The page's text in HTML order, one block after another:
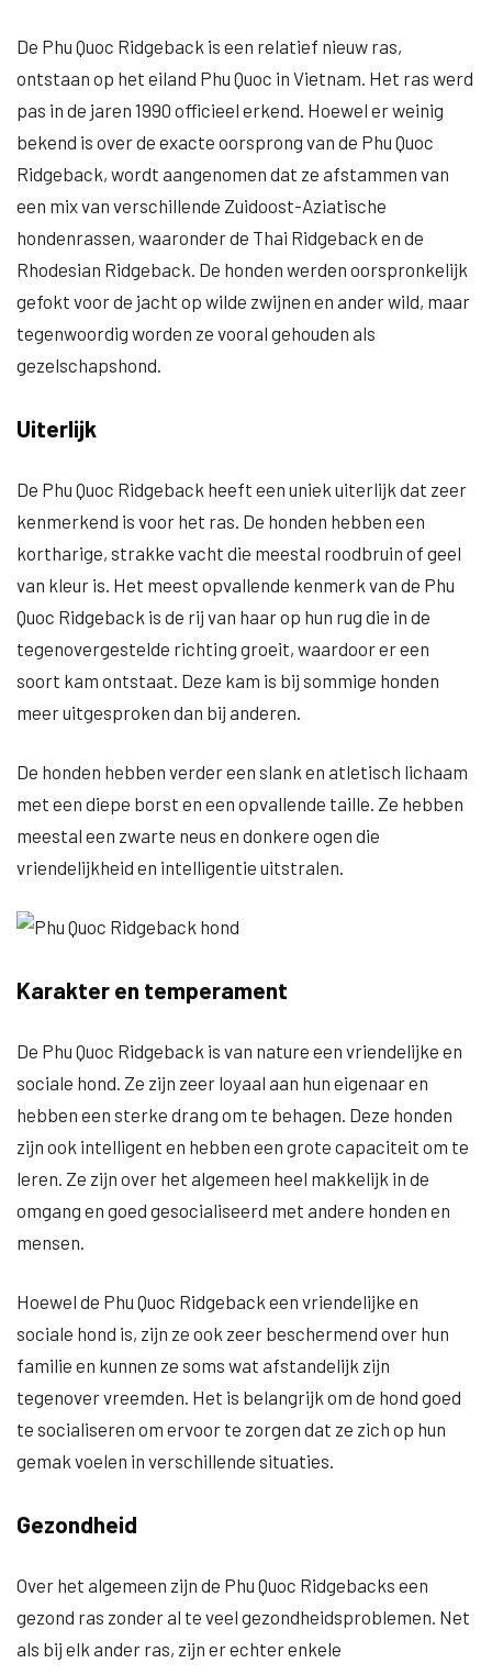
De Phu Quoc Ridgeback is een relatief nieuw ras,
ontstaan op het eiland Phu Quoc in Vietnam. Het ras werd
pas in de jaren 1990 officieel erkend. Hoewel er weinig
bekend is over de exacte oorsprong van de Phu Quoc
Ridgeback, wordt aangenomen dat ze afstammen van
een mix van verschillende Zuidoost-Aziatische
hondenrassen, waaronder de Thai Ridgeback en de
Rhodesian Ridgeback. De honden werden oorspronkelijk
gefokt voor de jacht op wilde zwijnen en ander wild, maar
tegenwoordig worden ze vooral gehouden als
gezelschapshond.
Uiterlijk
De Phu Quoc Ridgeback heeft een uniek uiterlijk dat zeer
kenmerkend is voor het ras. De honden hebben een
kortharige, strakke vacht die meestal roodbruin of geel
van kleur is. Het meest opvallende kenmerk van de Phu
Quoc Ridgeback is de rij van haar op hun rug die in de
tegenovergestelde richting groeit, waardoor er een
soort kam ontstaat. Deze kam is bij sommige honden
meer uitgesproken dan bij anderen.
De honden hebben verder een slank en atletisch lichaam
met een diepe borst en een opvallende taille. Ze hebben
meestal een zwarte neus en donkere ogen die
vriendelijkheid en intelligentie uitstralen.
Karakter en temperament
De Phu Quoc Ridgeback is van nature een vriendelijke en
sociale hond. Ze zijn zeer loyaal aan hun eigenaar en
hebben een sterke drang om te behagen. Deze honden
zijn ook intelligent en hebben een grote capaciteit om te
leren. Ze zijn over het algemeen heel makkelijk in de
omgang en goed gesocialiseerd met andere honden en
mensen.
Hoewel de Phu Quoc Ridgeback een vriendelijke en
sociale hond is, zijn ze ook zeer beschermend over hun
familie en kunnen ze soms wat afstandelijk zijn
tegenover vreemden. Het is belangrijk om de hond goed
te socialiseren om ervoor te zorgen dat ze zich op hun
gemak voelen in verschillende situaties.
Gezondheid
Over het algemeen zijn de Phu Quoc Ridgebacks een
gezond ras zonder al te veel gezondheidsproblemen. Net
als bij elk ander ras, zijn er echter enkele